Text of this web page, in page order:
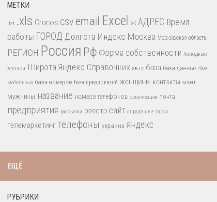
МЕТКИ
.txt .xls Cronos csvemail Excel vk АДРЕС Время
работы ГОРОД Долгота Индекс Москва Московская область
РЕГИОН Россия Рф Форма собственности Холодные
звонки Широта Яндекс.Справочник авто база база данных база
мобильных база номеров база предприятий женщины контакты маил
мужчины название номера телефонов организация почта
предприятия рассылки реестр сайт справочные такси
телемаркетинг телефоны украина яндекс
ЕЩЁ
РУБРИКИ